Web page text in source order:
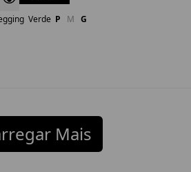
Verde P M G
Mais